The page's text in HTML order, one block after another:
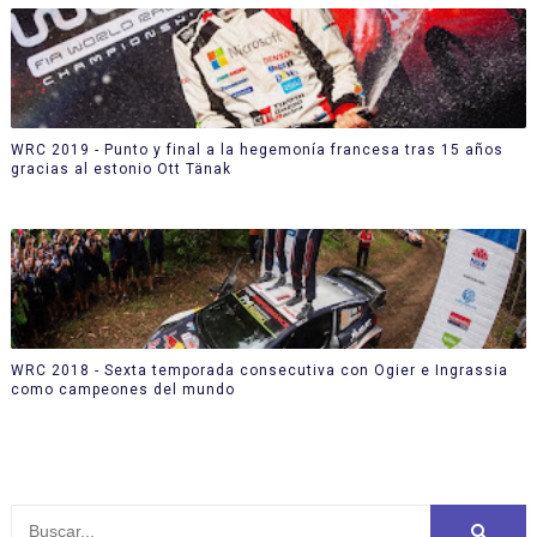
WRC 2019 - Punto y final a la hegemonía francesa tras 15 años
gracias al estonio Ott Tänak
WRC 2018 - Sexta temporada consecutiva con Ogier e Ingrassia
como campeones del mundo